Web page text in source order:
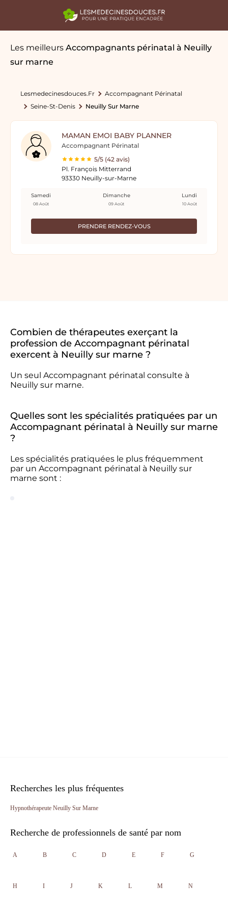
Les meilleurs Accompagnants périnatal à Neuilly
sur marne
Lesmedecinesdouces.fr
Accompagnant Périnatal
Seine-St-Denis
Neuilly Sur Marne
MAMAN EMOI BABY PLANNER
Accompagnant Périnatal
5/5 (42 avis)
Pl. François Mitterrand
93330 Neuilly-sur-Marne
PRENDRE RENDEZ-VOUS
Samedi
08 Août
Dimanche
09 Août
Lundi
10 Août
Combien de thérapeutes exerçant la
profession de Accompagnant périnatal
exercent à Neuilly sur marne ?
Un seul Accompagnant périnatal consulte à
Neuilly sur marne.
Quelles sont les spécialités pratiquées par un
Accompagnant périnatal à Neuilly sur marne
?
Les spécialités pratiquées le plus fréquemment
par un Accompagnant périnatal à Neuilly sur
marne sont :
Recherches les plus fréquentes
Hypnothérapeute Neuilly Sur Marne
Recherche de professionnels de santé par nom
A B C D E F G
H I J K L M N